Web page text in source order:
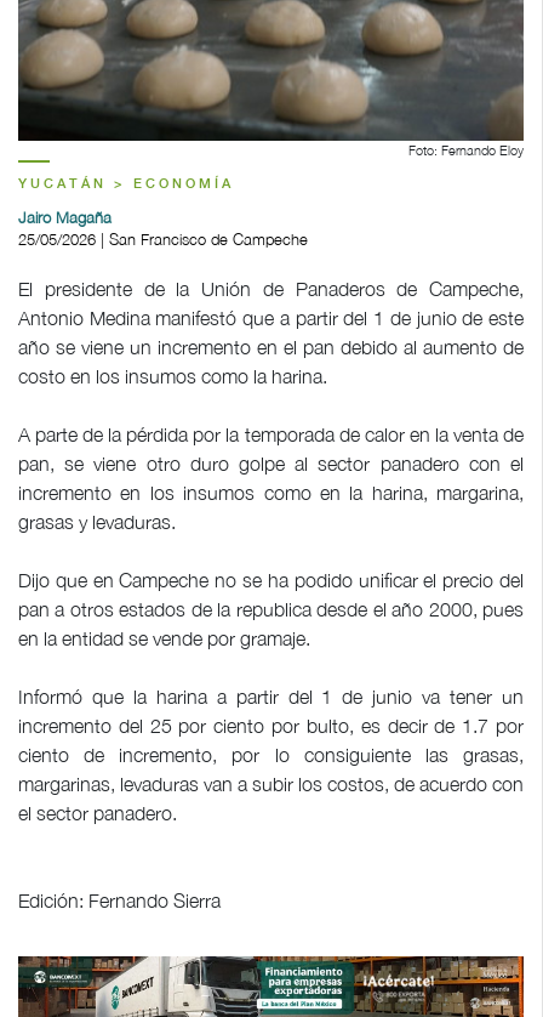
Foto: Fernando Eloy
YUCATÁN > ECONOMÍA
Jairo Magaña
25/05/2026 | San Francisco de Campeche
El presidente de la Unión de Panaderos de Campeche,
Antonio Medina manifestó que a partir del 1 de junio de este
año se viene un incremento en el pan debido al aumento de
costo en los insumos como la harina.
A parte de la pérdida por la temporada de calor en la venta de
pan, se viene otro duro golpe al sector panadero con el
incremento en los insumos como en la harina, margarina,
grasas y levaduras.
Dijo que en Campeche no se ha podido unificar el precio del
pan a otros estados de la republica desde el año 2000, pues
en la entidad se vende por gramaje.
Informó que la harina a partir del 1 de junio va tener un
incremento del 25 por ciento por bulto, es decir de 1.7 por
ciento de incremento, por lo consiguiente las grasas,
margarinas, levaduras van a subir los costos, de acuerdo con
el sector panadero.
Edición: Fernando Sierra